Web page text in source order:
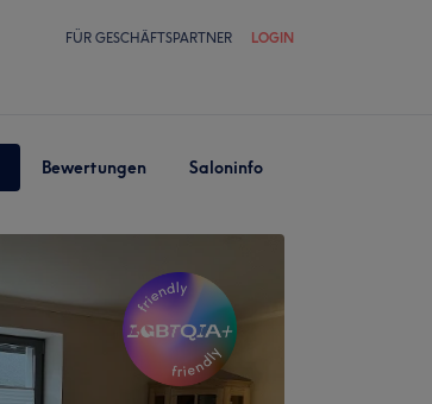
FÜR GESCHÄFTSPARTNER LOGIN
Bewertungen Saloninfo